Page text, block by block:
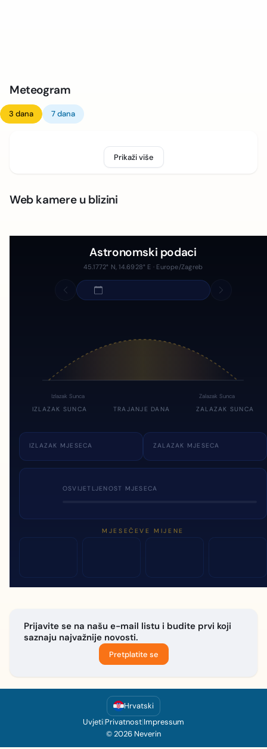
Meteogram
3 dana 7 dana
Prikaži više
Web kamere u blizini
Astronomski podaci
45.1772° N, 14.6928° E · Europe/Zagreb
Izlazak Sunca Zalazak Sunca
IZLAZAK SUNCA TRAJANJE DANA ZALAZAK SUNCA
IZLAZAK MJESECA ZALAZAK MJESECA
OSVIJETLJENOST MJESECA
MJESEČEVE MIJENE
Prijavite se na našu e-mail listu i budite prvi koji
saznaju najvažnije novosti.
Pretplatite se
Hrvatski
Uvjeti|Privatnost|Impressum
© 2026 Neverin